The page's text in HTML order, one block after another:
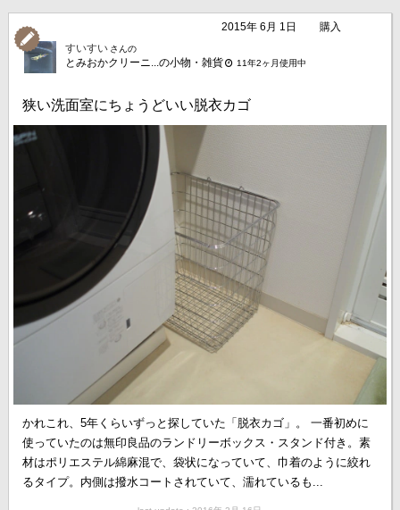
2015年 6月 1日
購入
すいすい さんの
とみおかクリーニ...の小物・雑貨 11年2ヶ月使用中
狭い洗面室にちょうどいい脱衣カゴ
かれこれ、5年くらいずっと探していた「脱衣カゴ」。 一番初めに
使っていたのは無印良品のランドリーボックス・スタンド付き。素
材はポリエステル綿麻混で、袋状になっていて、巾着のように絞れ
るタイプ。内側は撥水コートされていて、濡れているも...